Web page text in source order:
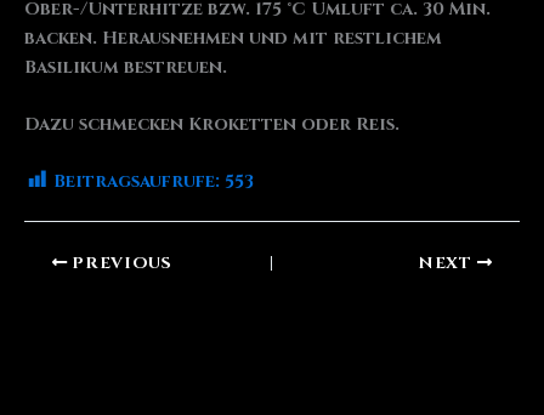
Ober-/Unterhitze bzw. 175 °C Umluft ca. 30 Min.
backen. Herausnehmen und mit restlichem
Basilikum bestreuen.
Dazu schmecken Kroketten oder Reis.
Beitragsaufrufe: 553
PREVIOUS NEXT